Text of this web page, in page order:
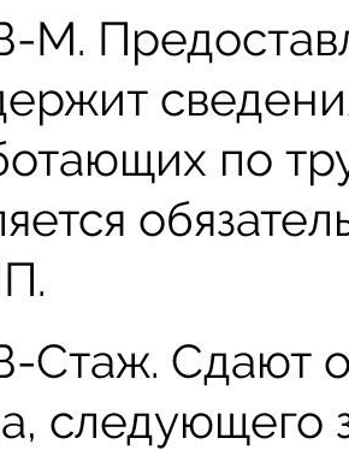
М.
по
Стаж. Сдают
следующего